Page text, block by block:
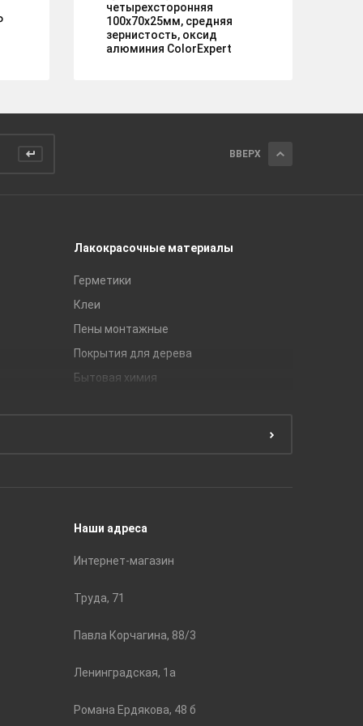
четырехсторонняя
100х70х25мм, средняя
зернистость, оксид
алюминия ColorExpert
ВВЕРХ
Лакокрасочные материалы
Герметики
Клеи
Пены монтажные
Покрытия для дерева
Бытовая химия
Наши адреса
Интернет-магазин
Труда, 71
Павла Корчагина, 88/3
Ленинградская, 1а
Романа Ердякова, 48 б